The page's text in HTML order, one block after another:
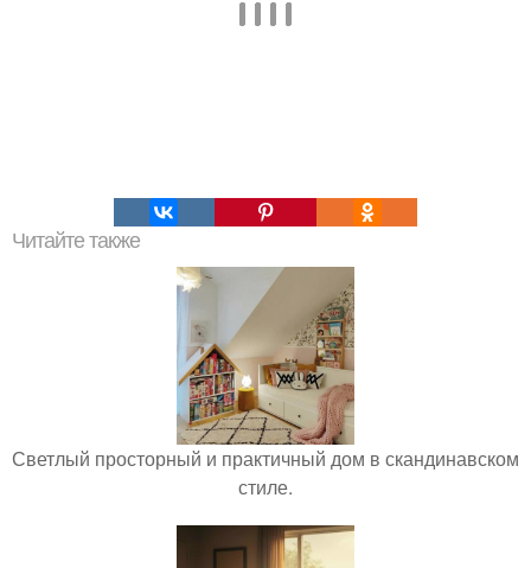
Читайте также
Светлый просторный и практичный дом в скандинавском
стиле.